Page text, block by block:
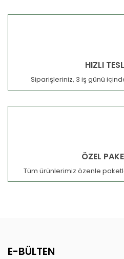
HIZLI
Siparişleriniz, 3 iş günü
ÖZEL
Tüm ürünlerimiz özenle
E-BÜLTEN